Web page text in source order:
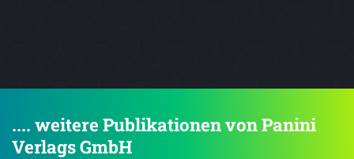
.... weitere Publikationen von Panini
Verlags GmbH